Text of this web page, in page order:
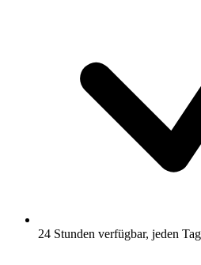
24 Stunden verfügbar, jeden Tag